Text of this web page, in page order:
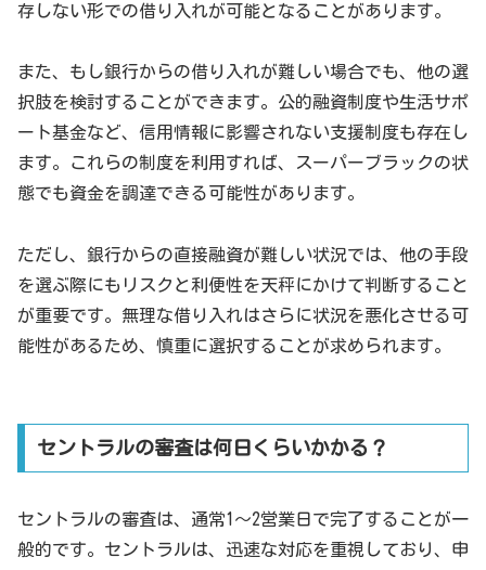
存しない形での借り入れが可能となることがあります。
また、もし銀行からの借り入れが難しい場合でも、他の選
択肢を検討することができます。公的融資制度や生活サポ
ート基金など、信用情報に影響されない支援制度も存在し
ます。これらの制度を利用すれば、スーパーブラックの状
態でも資金を調達できる可能性があります。
ただし、銀行からの直接融資が難しい状況では、他の手段
を選ぶ際にもリスクと利便性を天秤にかけて判断すること
が重要です。無理な借り入れはさらに状況を悪化させる可
能性があるため、慎重に選択することが求められます。
セントラルの審査は何日くらいかかる？
セントラルの審査は、通常1～2営業日で完了することが一
般的です。セントラルは、迅速な対応を重視しており、申